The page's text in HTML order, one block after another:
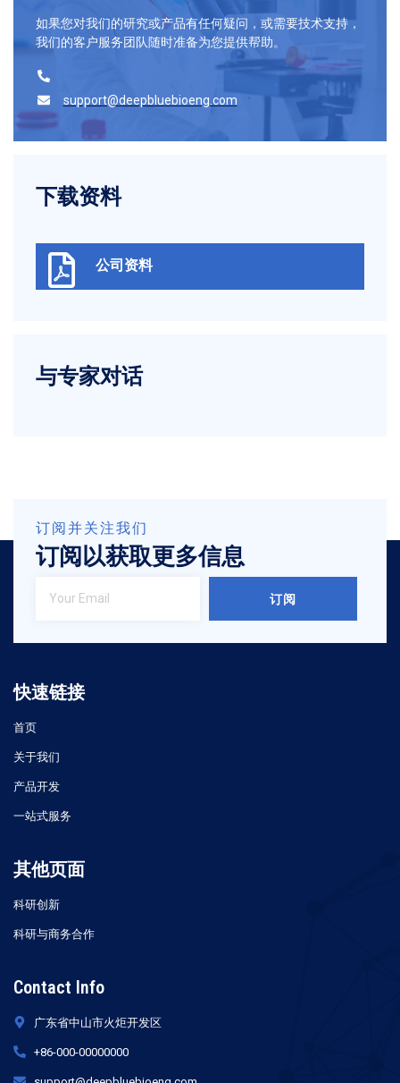
如果您对我们的研究或产品有任何疑问，或需要技术支持，
我们的客户服务团队随时准备为您提供帮助。
support@deepbluebioeng.com
下载资料
公司资料
与专家对话
订阅并关注我们
订阅以获取更多信息
订阅
快速链接
首页
关于我们
产品开发
一站式服务
其他页面
科研创新
科研与商务合作
Contact Info
广东省中山市火炬开发区
+86-000-00000000